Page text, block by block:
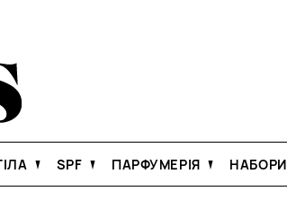
SPF ПАРФУМЕРІЯ НАБОРИ